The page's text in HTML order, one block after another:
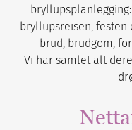
bryllupsreisen,
brud, brudgom,
Vi har samlet alt